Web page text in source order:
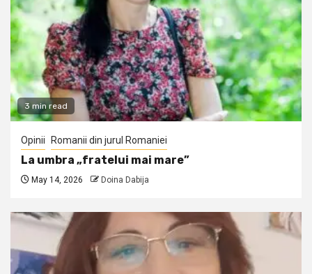
3 min read
Opinii Romanii din jurul Romaniei
La umbra „fratelui mai mare”
May 14, 2026 Doina Dabija